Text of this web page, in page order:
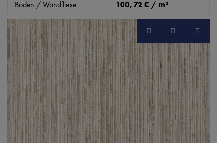
Boden / Wandfliese 100,72 € / m²